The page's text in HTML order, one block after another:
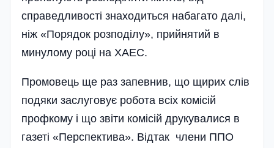
справедливості знаходиться набагато далі,
ніж «Порядок розподілу», прийнятий в
минулому році на ХАЕС.
Промовець ще раз запевнив, що щирих слів
подяки заслуговує робота всіх комісій
профкому і що звіти комісій друкувалися в
газеті «Перспектива». Відтак члени ППО